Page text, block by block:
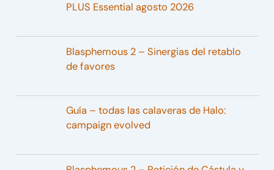
PLUS Essential agosto 2026
Blasphemous 2 – Sinergias del retablo
de favores
Guía – todas las calaveras de Halo:
campaign evolved